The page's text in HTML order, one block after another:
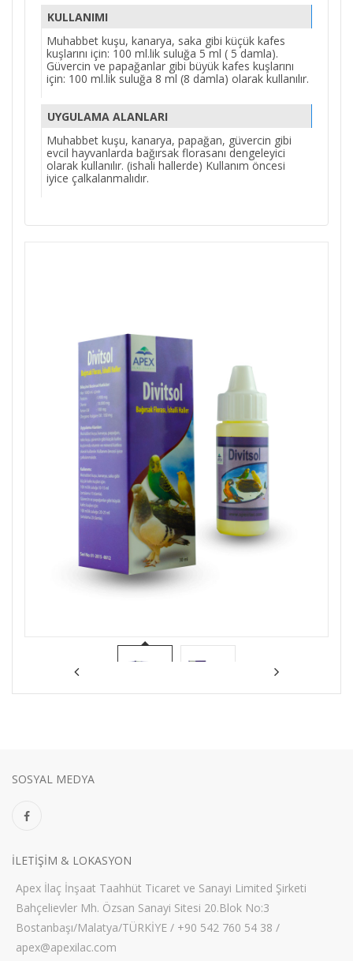
KULLANIMI
Muhabbet kuşu, kanarya, saka gibi küçük kafes
kuşlarını için: 100 ml.lik suluğa 5 ml ( 5 damla).
Güvercin ve papağanlar gibi büyük kafes kuşlarını
için: 100 ml.lik suluğa 8 ml (8 damla) olarak kullanılır.
UYGULAMA ALANLARI
Muhabbet kuşu, kanarya, papağan, güvercin gibi
evcil hayvanlarda bağırsak florasanı dengeleyici
olarak kullanılır. (ishali hallerde) Kullanım öncesi
iyice çalkalanmalıdır.
SOSYAL MEDYA
ILETIŞIM & LOKASYON
Apex İlaç İnşaat Taahhüt Ticaret ve Sanayi Limited Şirketi
Bahçelievler Mh. Özsan Sanayi Sitesi 20.Blok No:3
Bostanbaşı/Malatya/TÜRKİYE / +90 542 760 54 38 /
apex@apexilac.com